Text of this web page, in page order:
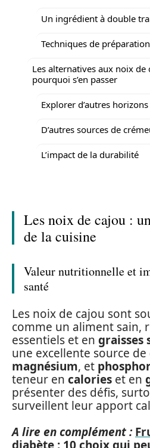
Un ingrédient à double
Techniques de
Les alternatives aux noix de
pourquoi s’en passer
Explorer d’autres
D’autres sources de
L’impact de la durabilité
Les noix de cajou :
de la cuisine
Valeur nutritionnelle et
santé
Les noix de cajou sont
comme un aliment sain,
essentiels et en graisses
une excellente source de
magnésium, et
teneur en calories et en
présenter des défis,
surveillent leur apport
A lire en complément :